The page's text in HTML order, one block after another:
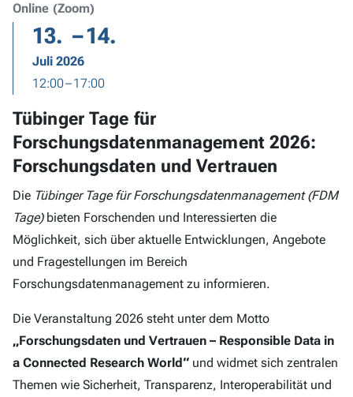
Online (Zoom)
13. – 14.
Juli 2026
12:00 – 17:00
Tübinger Tage für
Forschungsdatenmanagement 2026:
Forschungsdaten und Vertrauen
Die Tübinger Tage für Forschungsdatenmanagement (FDM
Tage)bieten Forschenden und Interessierten die
Möglichkeit, sich über aktuelle Entwicklungen, Angebote
und Fragestellungen im Bereich
Forschungsdatenmanagement zu informieren.
Die Veranstaltung 2026 steht unter dem Motto
„Forschungsdaten und Vertrauen – Responsible Data in
a Connected Research World“ und widmet sich zentralen
Themen wie Sicherheit, Transparenz, Interoperabilität und